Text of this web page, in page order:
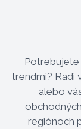
trendmi? Radi
alebo
regiónoch